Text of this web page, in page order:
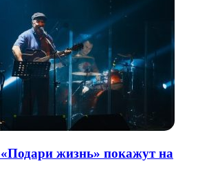
жизнь» покажут на